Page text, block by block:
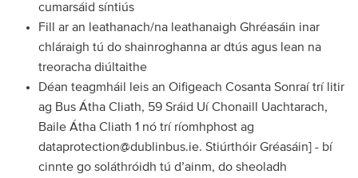
cumarsáid síntiús
Fill ar an leathanach/na leathanaigh Ghréasáin inar
chláraigh tú do shainroghanna ar dtús agus lean na
treoracha diúltaithe
Déan teagmháil leis an Oifigeach Cosanta Sonraí trí litir
ag Bus Átha Cliath, 59 Sráid Uí Chonaill Uachtarach,
Baile Átha Cliath 1 nó trí ríomhphost ag
dataprotection@dublinbus.ie. Stiúrthóir Gréasáin] - bí
cinnte go soláthróidh tú d’ainm, do sheoladh